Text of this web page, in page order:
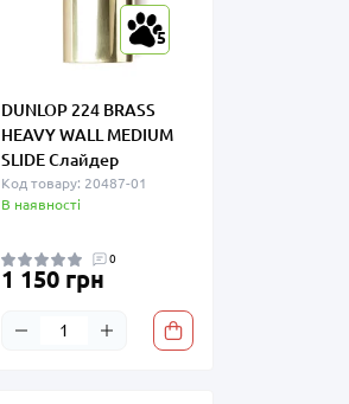
5
DUNLOP 224 BRASS
HEAVY WALL MEDIUM
SLIDE Слайдер
Код товару: 20487-01
В наявності
0
1 150 грн